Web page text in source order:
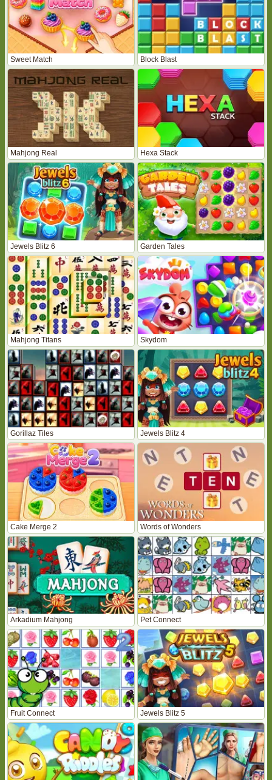
Sweet Match Block Blast
Mahjong Real Hexa Stack
Jewels Blitz 6 Garden Tales
Mahjong Titans Skydom
Gorillaz Tiles Jewels Blitz 4
Cake Merge 2 Words of Wonders
Arkadium Mahjong Pet Connect
Fruit Connect Jewels Blitz 5